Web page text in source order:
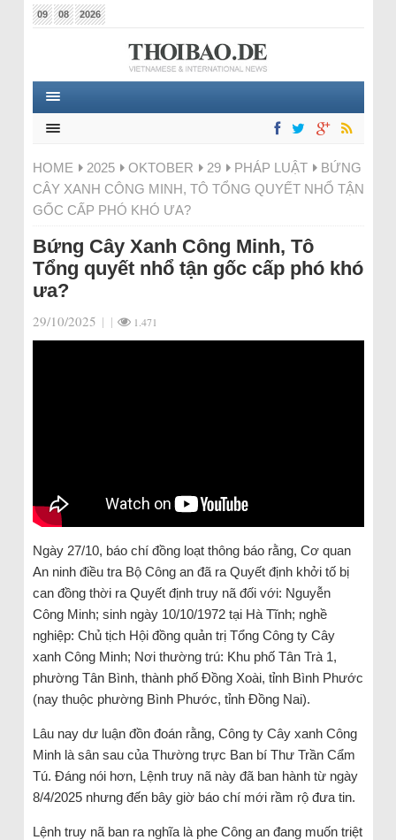
09 08 2026
HOME 2025 OKTOBER 29 PHÁP LUẬT
BỨNG
CÂY XANH CÔNG MINH, TÔ TỔNG QUYẾT NHỔ TẬN
GỐC CẤP PHÓ KHÓ ƯA?
Bứng Cây Xanh Công Minh, Tô
Tổng quyết nhổ tận gốc cấp phó khó
ưa?
29/10/2025 | | 1.471
Ngày 27/10, báo chí đồng loạt thông báo rằng, Cơ quan
An ninh điều tra Bộ Công an đã ra Quyết định khởi tố bị
can đồng thời ra Quyết định truy nã đối với: Nguyễn
Công Minh; sinh ngày 10/10/1972 tại Hà Tĩnh; nghề
nghiệp: Chủ tịch Hội đồng quản trị Tổng Công ty Cây
xanh Công Minh; Nơi thường trú: Khu phố Tân Trà 1,
phường Tân Bình, thành phố Đồng Xoài, tỉnh Bình Phước
(nay thuộc phường Bình Phước, tỉnh Đồng Nai).
Lâu nay dư luận đồn đoán rằng, Công ty Cây xanh Công
Minh là sân sau của Thường trực Ban bí Thư Trần Cẩm
Tú. Đáng nói hơn, Lệnh truy nã này đã ban hành từ ngày
8/4/2025 nhưng đến bây giờ báo chí mới rầm rộ đưa tin.
Lệnh truy nã ban ra nghĩa là phe Công an đang muốn triệt